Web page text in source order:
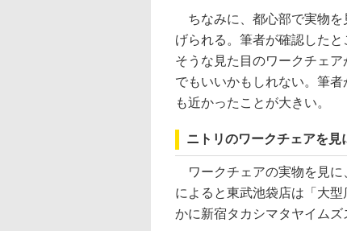
ちなみに、都心部で実物を
げられる。筆者が確認した
そうな見た目のワークチェ
でもいいかもしれない。筆
も近かったことが大きい。
ニトリのワークチェアを見
ワークチェアの実物を見に
によると東武池袋店は「大
かに新宿タカシマタヤイムズ